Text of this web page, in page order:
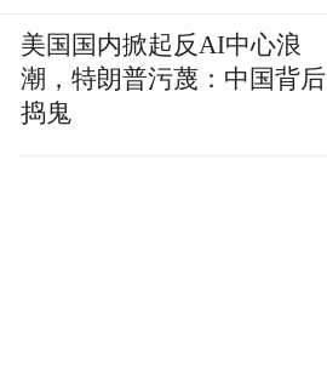
美国国内掀起反AI中心浪
潮，特朗普污蔑：中国背后
捣鬼